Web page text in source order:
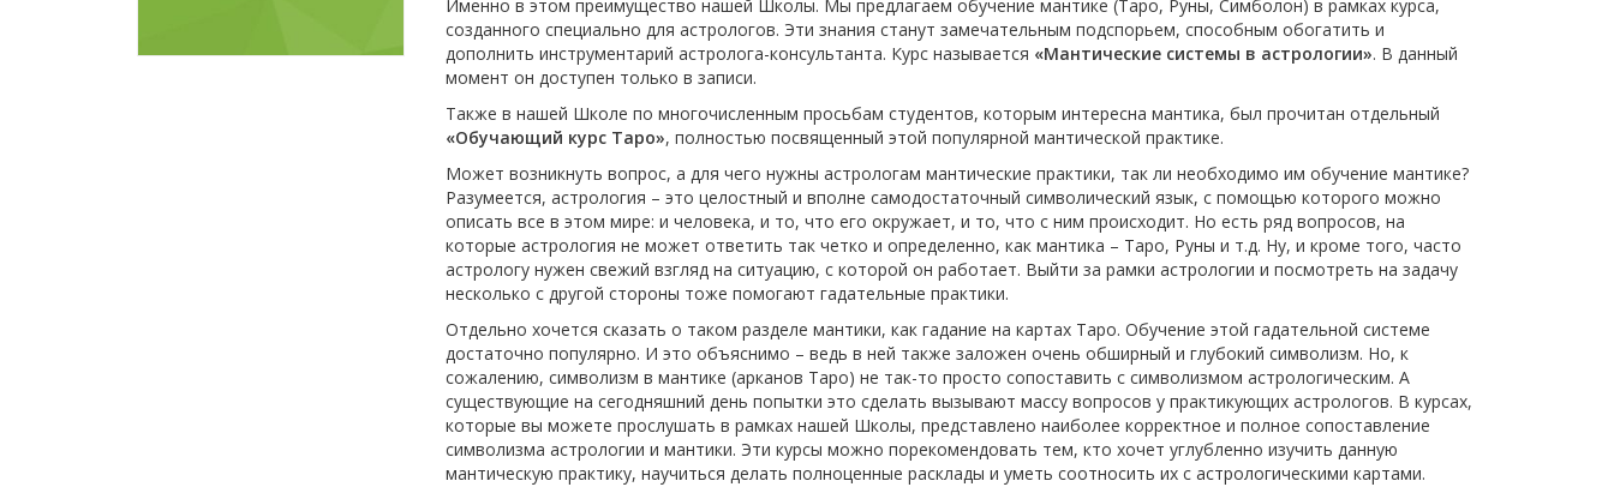
Именно в этом преимущество нашей Школы. Мы предлагаем обучение мантике (Таро, Руны, Симболон) в рамках курса,
созданного специально для астрологов. Эти знания станут замечательным подспорьем, способным обогатить и
дополнить инструментарий астролога-консультанта. Курс называется «Мантические системы в астрологии». В данный
момент он доступен только в записи.
Также в нашей Школе по многочисленным просьбам студентов, которым интересна мантика, был прочитан отдельный
«Обучающий курс Таро», полностью посвященный этой популярной мантической практике.
Может возникнуть вопрос, а для чего нужны астрологам мантические практики, так ли необходимо им обучение мантике?
Разумеется, астрология – это целостный и вполне самодостаточный символический язык, с помощью которого можно
описать все в этом мире: и человека, и то, что его окружает, и то, что с ним происходит. Но есть ряд вопросов, на
которые астрология не может ответить так четко и определенно, как мантика – Таро, Руны и т.д. Ну, и кроме того, часто
астрологу нужен свежий взгляд на ситуацию, с которой он работает. Выйти за рамки астрологии и посмотреть на задачу
несколько с другой стороны тоже помогают гадательные практики.
Отдельно хочется сказать о таком разделе мантики, как гадание на картах Таро. Обучение этой гадательной системе
достаточно популярно. И это объяснимо – ведь в ней также заложен очень обширный и глубокий символизм. Но, к
сожалению, символизм в мантике (арканов Таро) не так-то просто сопоставить с символизмом астрологическим. А
существующие на сегодняшний день попытки это сделать вызывают массу вопросов у практикующих астрологов. В курсах,
которые вы можете прослушать в рамках нашей Школы, представлено наиболее корректное и полное сопоставление
символизма астрологии и мантики. Эти курсы можно порекомендовать тем, кто хочет углубленно изучить данную
мантическую практику, научиться делать полноценные расклады и уметь соотносить их с астрологическими картами.